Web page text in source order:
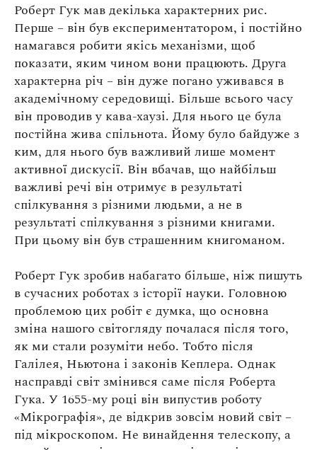
Роберт Гук мав декілька характерних рис.
Перше – він був експериментатором, і постійно
намагався робити якісь механізми, щоб
показати, яким чином вони працюють. Друга
характерна річ – він дуже погано уживався в
академічному середовищі. Більше всього часу
він проводив у кава-хаузі. Для нього це була
постійна жива спільнота. Йому було байдуже з
ким, для нього був важливий лише момент
активної дискусії. Він вбачав, що найбільш
важливі речі він отримує в результаті
спілкування з різними людьми, а не в
результаті спілкування з різними книгами.
При цьому він був страшенним книгоманом.
Роберт Гук зробив набагато більше, ніж пишуть
в сучасних роботах з історії науки. Головною
проблемою цих робіт є думка, що основна
зміна нашого світогляду почалася після того,
як ми стали розуміти небо. Тобто після
Галілея, Ньютона і законів Кеплера. Однак
насправді світ змінився саме після Роберта
Гука. У 1655-му році він випустив роботу
«Мікрографія», де відкрив зовсім новий світ –
під мікроскопом. Не винайдення телескопу, а